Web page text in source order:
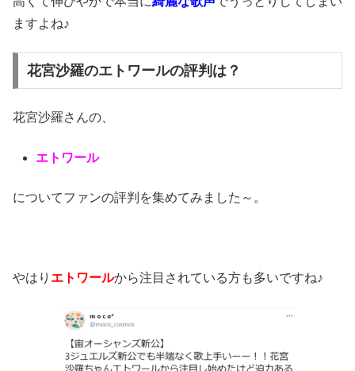
ますよね♪
花宮沙羅のエトワールの評判は？
花宮沙羅さんの、
エトワール
についてファンの評判を集めてみました～。
やはり エトワールから注目されている方も多いですね♪